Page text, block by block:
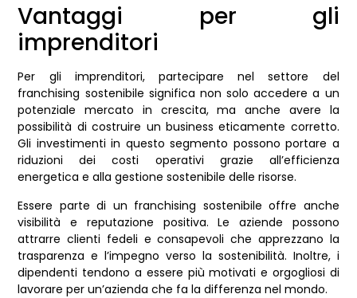
Vantaggi per gli
imprenditori
Per gli imprenditori, partecipare nel settore del
franchising sostenibile significa non solo accedere a un
potenziale mercato in crescita, ma anche avere la
possibilità di costruire un business eticamente corretto.
Gli investimenti in questo segmento possono portare a
riduzioni dei costi operativi grazie all’efficienza
energetica e alla gestione sostenibile delle risorse.
Essere parte di un franchising sostenibile offre anche
visibilità e reputazione positiva. Le aziende possono
attrarre clienti fedeli e consapevoli che apprezzano la
trasparenza e l’impegno verso la sostenibilità. Inoltre, i
dipendenti tendono a essere più motivati e orgogliosi di
lavorare per un’azienda che fa la differenza nel mondo.